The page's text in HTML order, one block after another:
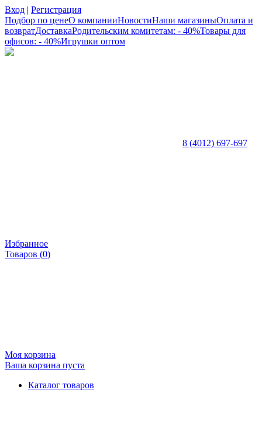
Вход | Регистрация
Подбор по ценеО компанииНовостиНаши магазиныОплата и
возвратДоставкаРодительским комитетам: - 40%Товары для
офисов: - 40%Игрушки оптом
8 (4012) 697-697
Избранное
Товаров (0)
Моя корзина
Ваша корзина пуста
Каталог товаров